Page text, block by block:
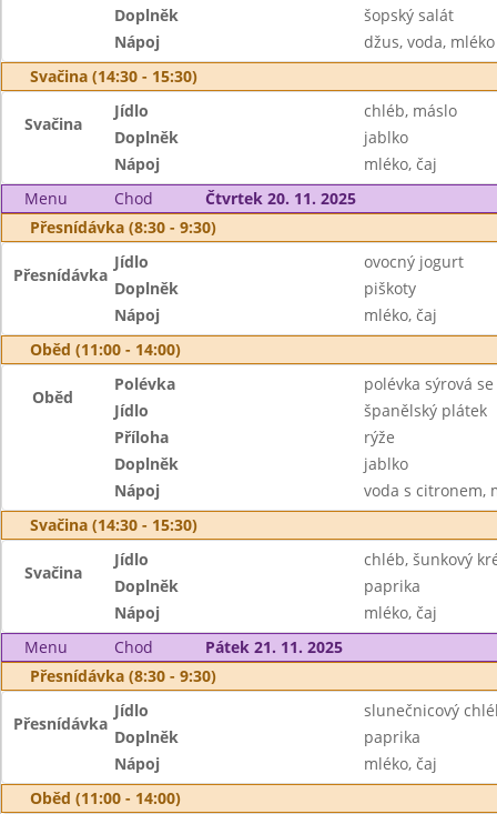
Doplněk
šopský salát
Nápoj
džus, voda, mléko
Svačina (14:30 - 15:30)
Svačina
Jídlo
chléb, máslo
Doplněk
jablko
Nápoj
mléko, čaj
Menu
Chod
Čtvrtek 20. 11. 2025
Přesnídávka (8:30 - 9:30)
Přesnídávka
Jídlo
ovocný jogurt
Doplněk
piškoty
Nápoj
mléko, čaj
Oběd (11:00 - 14:00)
Oběd
Polévka
polévka sýrová
Jídlo
španělský plátek
Příloha
rýže
Doplněk
jablko
Nápoj
voda s citronem,
Svačina (14:30 - 15:30)
Svačina
Jídlo
chléb, šunkový
Doplněk
paprika
Nápoj
mléko, čaj
Menu
Chod
Pátek 21. 11. 2025
Přesnídávka (8:30 - 9:30)
Přesnídávka
Jídlo
slunečnicový
Doplněk
paprika
Nápoj
mléko, čaj
Oběd (11:00 - 14:00)